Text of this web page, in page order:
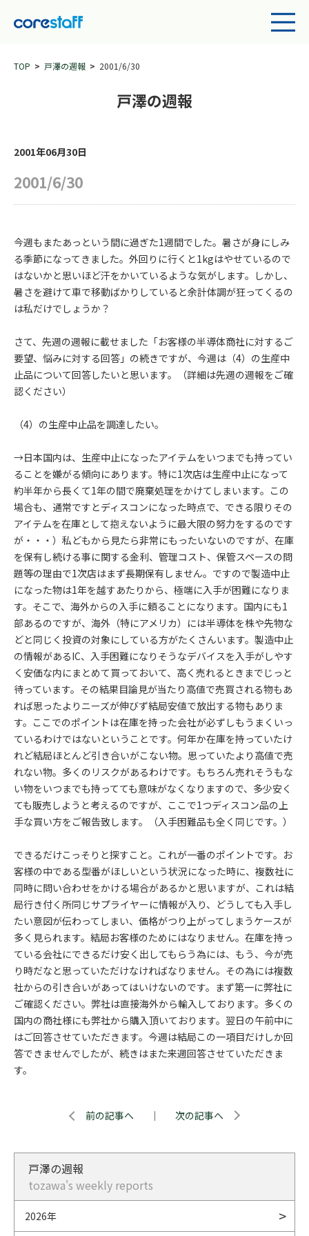
TOP 戸澤の週報 2001/6/30
戸澤の週報
2001年06月30日
2001/6/30
今週もまたあっという間に過ぎた1週間でした。暑さが身にしみ
る季節になってきました。外回りに行くと1kgはやせているので
はないかと思いほど汗をかいているような気がします。しかし、
暑さを避けて車で移動ばかりしていると余計体調が狂ってくるの
は私だけでしょうか？
さて、先週の週報に載せました「お客様の半導体商社に対するご
要望、悩みに対する回答」の続きですが、今週は（4）の生産中
止品について回答したいと思います。（詳細は先週の週報をご確
認ください）
（4）の生産中止品を調達したい。
→日本国内は、生産中止になったアイテムをいつまでも持ってい
ることを嫌がる傾向にあります。特に1次店は生産中止になって
約半年から長くて1年の間で廃棄処理をかけてしまいます。この
場合も、通常ですとディスコンになった時点で、できる限りその
アイテムを在庫として抱えないように最大限の努力をするのです
が・・・）私どもから見たら非常にもったいないのですが、在庫
を保有し続ける事に関する金利、管理コスト、保管スペースの問
題等の理由で1次店はまず長期保有しません。ですので製造中止
になった物は1年を越すあたりから、極端に入手が困難になりま
す。そこで、海外からの入手に頼ることになります。国内にも1
部あるのですが、海外（特にアメリカ）には半導体を株や先物な
どと同じく投資の対象にしている方がたくさんいます。製造中止
の情報があるIC、入手困難になりそうなデバイスを入手がしやす
く安価な内にまとめて買っておいて、高く売れるときまでじっと
待っています。その結果目論見が当たり高値で売買される物もあ
れば思ったよりニーズが伸びず結局安値で放出する物もありま
す。ここでのポイントは在庫を持った会社が必ずしもうまくいっ
ているわけではないということです。何年か在庫を持っていたけ
れど結局ほとんど引き合いがこない物。思っていたより高値で売
れない物。多くのリスクがあるわけです。もちろん売れそうもな
い物をいつまでも持ってても意味がなくなりますので、多少安く
ても販売しようと考えるのですが、ここで1つディスコン品の上
手な買い方をご報告致します。（入手困難品も全く同じです。）
できるだけこっそりと探すこと。これが一番のポイントです。お
客様の中である型番がほしいという状況になった時に、複数社に
同時に問い合わせをかける場合があるかと思いますが、これは結
局行き付く所同じサプライヤーに情報が入り、どうしても入手し
たい意図が伝わってしまい、価格がつり上がってしまうケースが
多く見られます。結局お客様のためにはなりません。在庫を持っ
ている会社にできるだけ安く出してもらう為には、もう、今が売
り時だなと思っていただけなければなりません。その為には複数
社からの引き合いがあってはいけないのです。まず第一に弊社に
ご確認ください。弊社は直接海外から輸入しております。多くの
国内の商社様にも弊社から購入頂いております。翌日の午前中に
はご回答させていただきます。今週は結局この一項目だけしか回
答できませんでしたが、続きはまた来週回答させていただきま
す。
前の記事へ ｜ 次の記事へ
戸澤の週報
tozawa's weekly reports
2026年